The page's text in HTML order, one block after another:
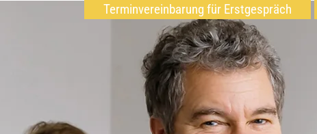
Terminvereinbarung für Erstgespräch